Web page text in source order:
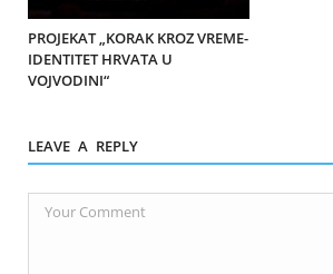
PROJEKAT „KORAK KROZ VREME-
IDENTITET HRVATA U
VOJVODINI“
LEAVE A REPLY